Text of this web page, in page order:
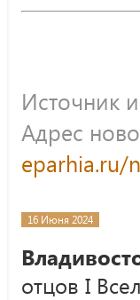
Источник
Адрес
eparhia.ru/
16 Июня 2024
отцов I